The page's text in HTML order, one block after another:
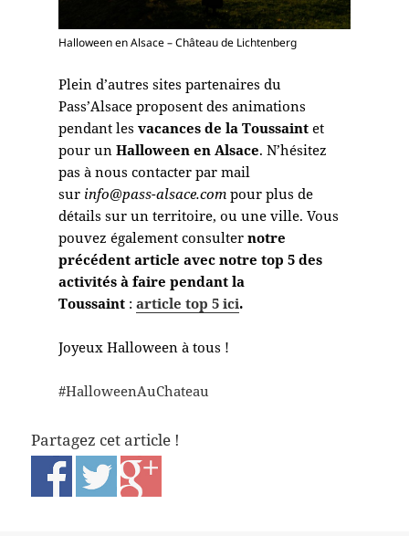
Halloween en Alsace – Château de Lichtenberg
Plein d’autres sites partenaires du
Pass’Alsace proposent des animations
pendant les vacances de la Toussaintet
pour un Halloween en Alsace. N’hésitez
pas à nous contacter par mail
sur info@pass-alsace.compour plus de
détails sur un territoire, ou une ville. Vous
pouvez également consulter notre
précédent article avec notre top 5 des
activités à faire pendant la
Toussaint: article top 5 ici.
Joyeux Halloween à tous !
#HalloweenAuChateau
Partagez cet article !